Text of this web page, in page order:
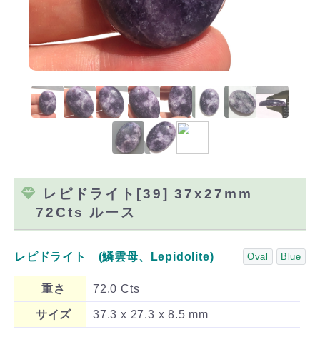
レピドライト[39] 37x27mm
72Cts ルース
Oval Blue
レピドライト (鱗雲母、Lepidolite)
重さ 72.0 Cts
サイズ 37.3 x 27.3 x 8.5 mm